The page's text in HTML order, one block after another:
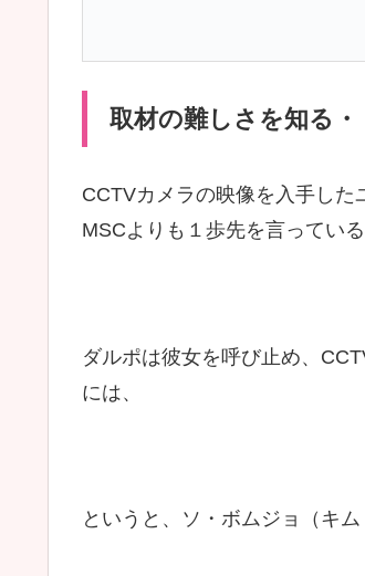
取材の難しさを知る・
CCTVカメラの映像を入手し
MSCよりも１歩先を言ってい
ダルポは彼女を呼び止め、
には、
というと、ソ・ボムジョ（キ